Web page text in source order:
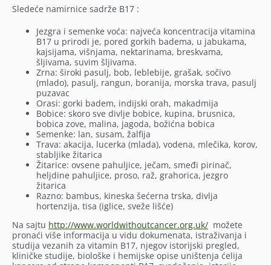
Sledeće namirnice sadrže B17 :
Jezgra i semenke voća: najveća koncentracija vitamina
B17 u prirodi je, pored gorkih badema, u jabukama,
kajsijama, višnjama, nektarinama, breskvama,
šljivama, suvim šljivama.
Zrna: široki pasulj, bob, leblebije, grašak, sočivo
(mlado), pasulj, rangun, boranija, morska trava, pasulj
puzavac
Orasi: gorki badem, indijski orah, makadmija
Bobice: skoro sve divlje bobice, kupina, brusnica,
bobica zove, malina, jagoda, božićna bobica
Semenke: lan, susam, žalfija
Trava: akacija, lucerka (mlada), vodena, mlečika, korov,
stabljike žitarica
Žitarice: ovsene pahuljice, ječam, smeđi pirinač,
heljdine pahuljice, proso, raž, grahorica, jezgro
žitarica
Razno: bambus, kineska šećerna trska, divlja
hortenzija, tisa (iglice, sveže lišće)
Na sajtu http://www.worldwithoutcancer.org.uk/ možete
pronaći više informacija u vidu dokumenata, istraživanja i
studija vezanih za vitamin B17, njegov istorijski pregled,
kliničke studije, biološke i hemijske opise uništenja ćelija